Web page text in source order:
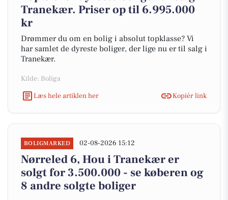
Tranekær. Priser op til 6.995.000
kr
Drømmer du om en bolig i absolut topklasse? Vi
har samlet de dyreste boliger, der lige nu er til salg i
Tranekær.
Kilde: Boliga
Læs hele artiklen her
Kopiér link
BOLIGMARKED 02-08-2026 15:12
Nørreled 6, Hou i Tranekær er
solgt for 3.500.000 - se køberen og
8 andre solgte boliger